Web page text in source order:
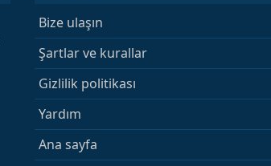
Bize ulaşın
Şartlar ve kurallar
Gizlilik politikası
Yardım
Ana sayfa